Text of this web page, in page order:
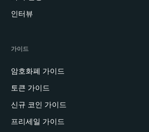
인터뷰
가이드
암호화폐 가이드
토큰 가이드
신규 코인 가이드
프리세일 가이드